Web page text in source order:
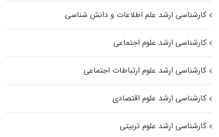
کارشناسی ارشد علم اطلاعات و دانش شناسی
کارشناسی ارشد علوم اجتماعی
کارشناسی ارشد علوم ارتباطات اجتماعی
کارشناسی ارشد علوم اقتصادی
کارشناسی ارشد علوم تربیتی